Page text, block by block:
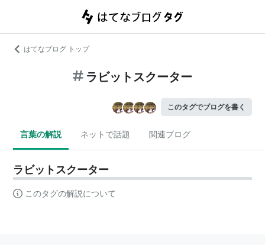
はてなブログ トップ
ラビットスクーター
このタグでブログを書く
言葉の解説 ネットで話題 関連ブログ
ラビットスクーター
このタグの解説について